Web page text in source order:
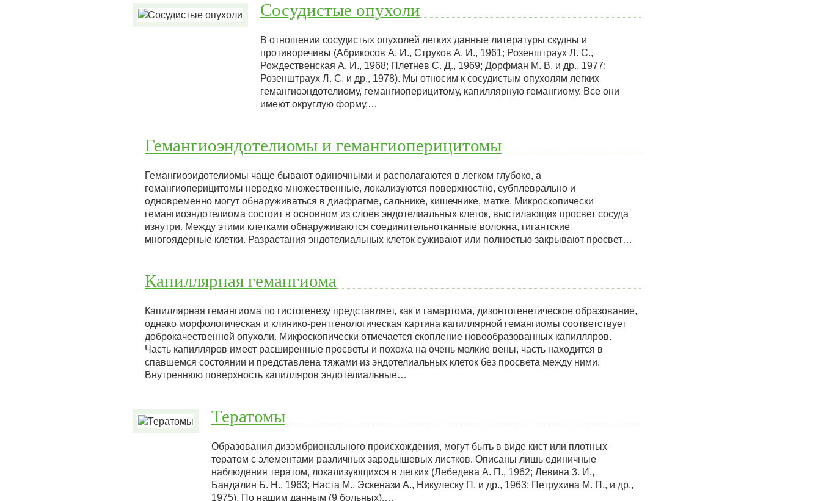
Сосудистые опухоли
В отношении сосудистых опухолей легких данные литературы скудны и
противоречивы (Абрикосов А. И., Струков А. И., 1961; Розенштраух Л. С.,
Рождественская А. И., 1968; Плетнев С. Д., 1969; Дорфман М. В. и др., 1977;
Розенштраух Л. С. и др., 1978). Мы относим к сосудистым опухолям легких
гемангиоэндотелиому, гемангиоперицитому, капиллярную гемангиому. Все они
имеют округлую форму,…
Гемангиоэндотелиомы и гемангиоперицитомы
Гемангиоэидотелиомы чаще бывают одиночными и располагаются в легком глубоко, а
гемангиоперицитомы нередко множественные, локализуются поверхностно, субплеврально и
одновременно могут обнаруживаться в диафрагме, сальнике, кишечнике, матке. Микроскопически
гемангиоэндотелиома состоит в основном из слоев эндотелиальных клеток, выстилающих просвет сосуда
изнутри. Между этими клетками обнаруживаются соединительнотканные волокна, гигантские
многоядерные клетки. Разрастания эндотелиальных клеток суживают или полностью закрывают просвет…
Капиллярная гемангиома
Капиллярная гемангиома по гистогенезу представляет, как и гамартома, дизонтогенетическое образование,
однако морфологическая и клинико-рентгенологическая картина капиллярной гемангиомы соответствует
доброкачественной опухоли. Микроскопически отмечается скопление новообразованных капилляров.
Часть капилляров имеет расширенные просветы и похожа на очень мелкие вены, часть находится в
спавшемся состоянии и представлена тяжами из эндотелиальных клеток без просвета между ними.
Внутреннюю поверхность капилляров эндотелиальные…
Тератомы
Образования дизэмбрионального происхождения, могут быть в виде кист или плотных
тератом с элементами различных зародышевых листков. Описаны лишь единичные
наблюдения тератом, локализующихся в легких (Лебедева А. П., 1962; Левина 3. И.,
Бандалин Б. Н., 1963; Наста М., Эскенази А., Никулеску П. и др., 1963; Петрухина М. П., и др.,
1975). По нашим данным (9 больных),…